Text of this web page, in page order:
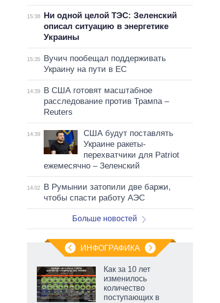
15:38
Ни одной целой ТЭС: Зеленский
описал ситуацию в энергетике
Украины
15:35
Вучич пообещал поддерживать
Украину на пути в ЕС
14:39
В США готовят масштабное
расследование против Трампа –
Reuters
14:39
США будут поставлять
Украине ракеты-
перехватчики для Patriot
ежемесячно – Зеленский
14:02
В Румынии затопили две баржи,
чтобы спасти работу АЭС
Больше новостей
ИНФОГРАФИКА
Как за 10 лет
изменилось
количество
поступающих в